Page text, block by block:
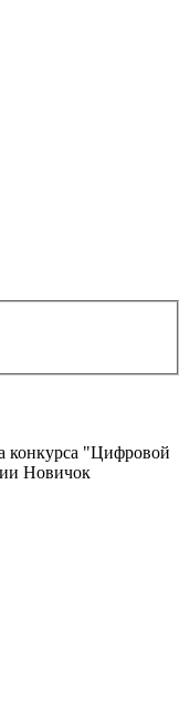
конкурса "Цифровой
Новичок